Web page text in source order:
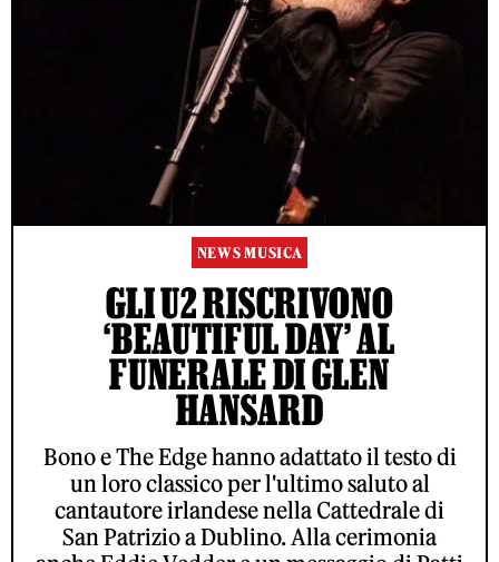
NEWS MUSICA
GLI U2 RISCRIVONO
‘BEAUTIFUL DAY’ AL
FUNERALE DI GLEN
HANSARD
Bono e The Edge hanno adattato il testo di
un loro classico per l'ultimo saluto al
cantautore irlandese nella Cattedrale di
San Patrizio a Dublino. Alla cerimonia